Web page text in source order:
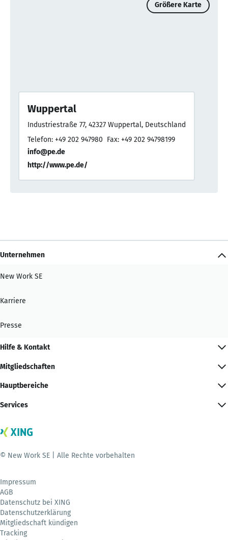
Größere Karte
Wuppertal
Industriestraße 77, 42327 Wuppertal, Deutschland
Telefon: +49 202 947980 Fax: +49 202 94798199
info@pe.de
http://www.pe.de/
Unternehmen
New Work SE
Karriere
Presse
Hilfe & Kontakt
Mitgliedschaften
Hauptbereiche
Services
© New Work SE | Alle Rechte vorbehalten
Impressum
AGB
Datenschutz bei XING
Datenschutzerklärung
Mitgliedschaft kündigen
Tracking